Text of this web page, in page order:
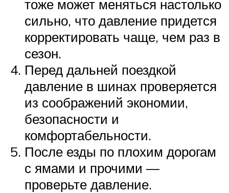
тоже может меняться настолько
сильно, что давление придется
корректировать чаще, чем раз в
сезон.
Перед дальней поездкой
давление в шинах проверяется
из соображений экономии,
безопасности и
комфортабельности.
После езды по плохим дорогам
с ямами и прочими —
проверьте давление.